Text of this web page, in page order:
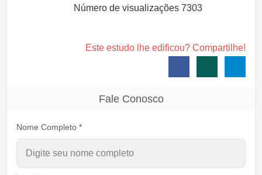
Número de visualizações 7303
Este estudo lhe edificou? Compartilhe!
Fale Conosco
Nome Completo *